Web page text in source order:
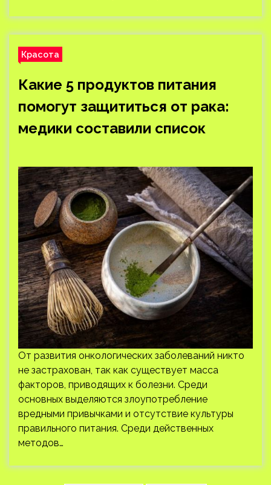
Красота
Какие 5 продуктов питания
помогут защититься от рака:
медики составили список
От развития онкологических заболеваний никто
не застрахован, так как существует масса
факторов, приводящих к болезни. Среди
основных выделяются злоупотребление
вредными привычками и отсутствие культуры
правильного питания. Среди действенных
методов…
Пагинация